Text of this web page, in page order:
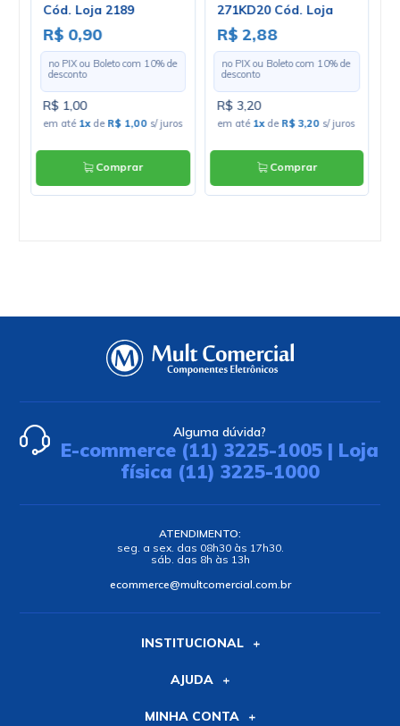
Cód. Loja 2189
R$ 0,90
no PIX ou Boleto com 10% de
desconto
R$ 1,00
em até 1xde R$ 1,00 s/ juros
Comprar
271KD20 Cód. Loja
4290
R$ 2,88
no PIX ou Boleto com 10% de
desconto
R$ 3,20
em até 1xde R$ 3,20 s/ juros
Comprar
Alguma dúvida?
E-commerce (11) 3225-1005 | Loja
física (11) 3225-1000
ATENDIMENTO:
seg. a sex. das 08h30 às 17h30.
sáb. das 8h às 13h
ecommerce@multcomercial.com.br
INSTITUCIONAL
AJUDA
MINHA CONTA